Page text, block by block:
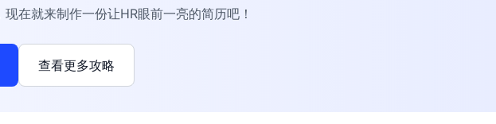
在就来制作一份让HR眼前一亮的简历吧！
查看更多攻略